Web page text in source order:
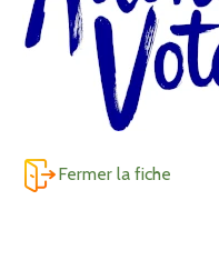
Fermer la fiche